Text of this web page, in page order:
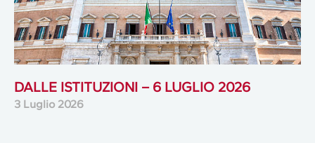
DALLE ISTITUZIONI – 6 LUGLIO 2026
3 Luglio 2026